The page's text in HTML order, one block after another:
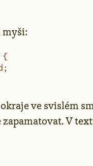
myši:
{
;
ve svislém
V